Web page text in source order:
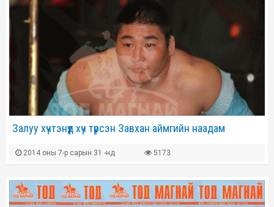
Залуу хүчтэнүүд хүч түрсэн Завхан аймгийн наадам
2014 оны 7-р сарын 31 -нд 5173